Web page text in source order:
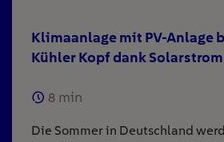
Klimaanlage mit PV-Anlage
Kühler Kopf dank Solarstrom
8 min
Die Sommer in Deutschland